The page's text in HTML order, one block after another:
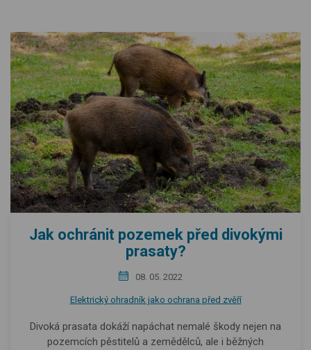
Jak ochránit pozemek před divokými
prasaty?
08. 05. 2022
Elektrický ohradník jako ochrana před zvěří
Divoká prasata dokáží napáchat nemalé škody nejen na
pozemcích pěstitelů a zemědělců, ale i běžných